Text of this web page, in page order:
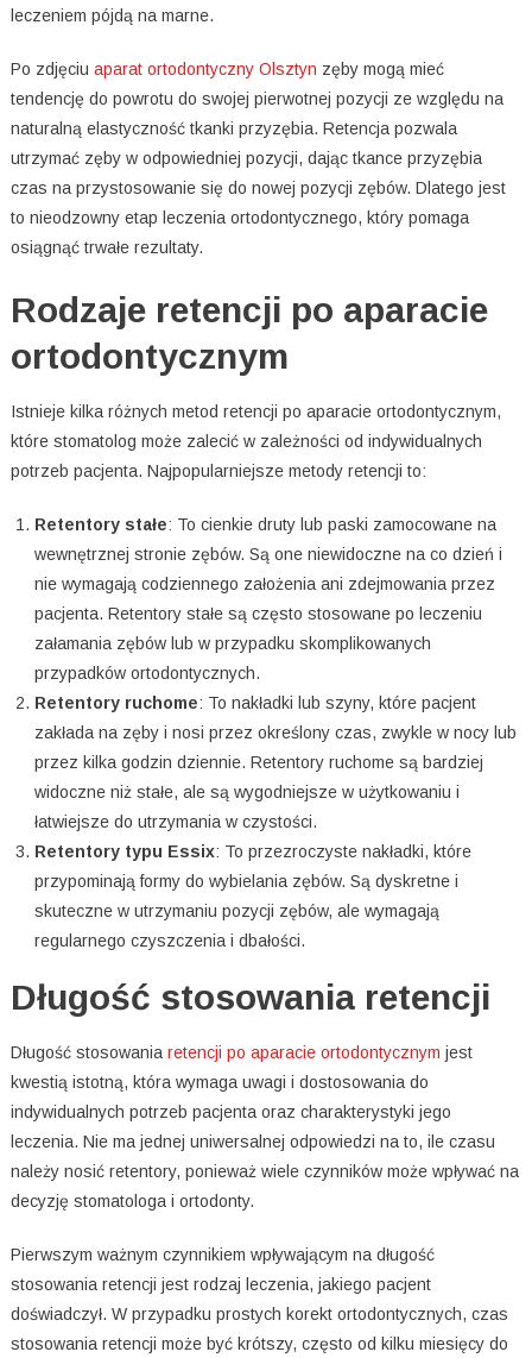
leczeniem pójdą na marne.
Po zdjęciu aparat ortodontyczny Olsztyn zęby mogą mieć
tendencję do powrotu do swojej pierwotnej pozycji ze względu na
naturalną elastyczność tkanki przyzębia. Retencja pozwala
utrzymać zęby w odpowiedniej pozycji, dając tkance przyzębia
czas na przystosowanie się do nowej pozycji zębów. Dlatego jest
to nieodzowny etap leczenia ortodontycznego, który pomaga
osiągnąć trwałe rezultaty.
Rodzaje retencji po aparacie
ortodontycznym
Istnieje kilka różnych metod retencji po aparacie ortodontycznym,
które stomatolog może zalecić w zależności od indywidualnych
potrzeb pacjenta. Najpopularniejsze metody retencji to:
Retentory stałe: To cienkie druty lub paski zamocowane na
wewnętrznej stronie zębów. Są one niewidoczne na co dzień i
nie wymagają codziennego założenia ani zdejmowania przez
pacjenta. Retentory stałe są często stosowane po leczeniu
załamania zębów lub w przypadku skomplikowanych
przypadków ortodontycznych.
Retentory ruchome: To nakładki lub szyny, które pacjent
zakłada na zęby i nosi przez określony czas, zwykle w nocy lub
przez kilka godzin dziennie. Retentory ruchome są bardziej
widoczne niż stałe, ale są wygodniejsze w użytkowaniu i
łatwiejsze do utrzymania w czystości.
Retentory typu Essix: To przezroczyste nakładki, które
przypominają formy do wybielania zębów. Są dyskretne i
skuteczne w utrzymaniu pozycji zębów, ale wymagają
regularnego czyszczenia i dbałości.
Długość stosowania retencji
Długość stosowania retencji po aparacie ortodontycznym jest
kwestią istotną, która wymaga uwagi i dostosowania do
indywidualnych potrzeb pacjenta oraz charakterystyki jego
leczenia. Nie ma jednej uniwersalnej odpowiedzi na to, ile czasu
należy nosić retentory, ponieważ wiele czynników może wpływać na
decyzję stomatologa i ortodonty.
Pierwszym ważnym czynnikiem wpływającym na długość
stosowania retencji jest rodzaj leczenia, jakiego pacjent
doświadczył. W przypadku prostych korekt ortodontycznych, czas
stosowania retencji może być krótszy, często od kilku miesięcy do